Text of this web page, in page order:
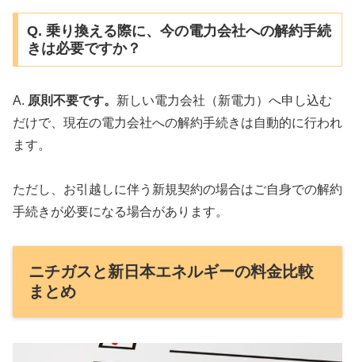
Q. 乗り換える際に、今の電力会社への解約手続
きは必要ですか？
A. 原則不要です。 新しい電力会社（新電力）へ申し込む
だけで、現在の電力会社への解約手続きは自動的に行われ
ます。
ただし、お引越しに伴う新規契約の場合はご自身での解約
手続きが必要になる場合があります。
ニチガスと新日本エネルギーの料金比較
まとめ